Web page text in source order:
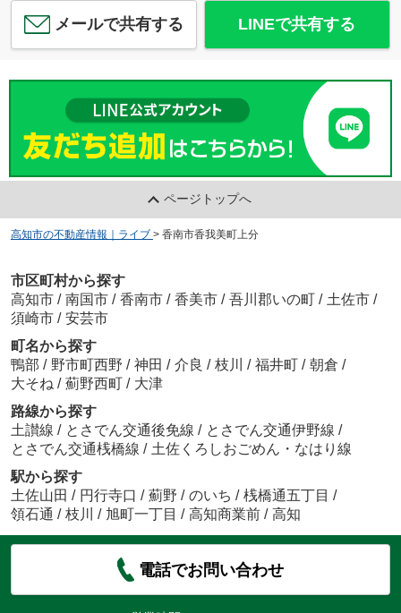
メールで共有する LINEで共有する
ページトップへ
高知市の不動産情報｜ライブ > 香南市香我美町上分
市区町村から探す
高知市 / 南国市 / 香南市 / 香美市 / 吾川郡いの町 / 土佐市 /
須崎市 / 安芸市
町名から探す
鴨部 / 野市町西野 / 神田 / 介良 / 枝川 / 福井町 / 朝倉 /
大そね / 薊野西町 / 大津
路線から探す
土讃線 / とさでん交通後免線 / とさでん交通伊野線 /
とさでん交通桟橋線 / 土佐くろしおごめん・なはり線
駅から探す
土佐山田 / 円行寺口 / 薊野 / のいち / 桟橋通五丁目 /
領石通 / 枝川 / 旭町一丁目 / 高知商業前 / 高知
電話でお問い合わせ